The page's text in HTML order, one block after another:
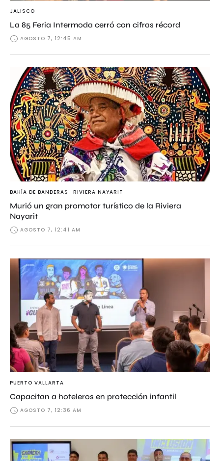
JALISCO
La 85 Feria Intermoda cerró con cifras récord
AGOSTO 7, 12:45 AM
BAHÍA DE BANDERAS RIVIERA NAYARIT
Murió un gran promotor turístico de la Riviera
Nayarit
AGOSTO 7, 12:41 AM
PUERTO VALLARTA
Capacitan a hoteleros en protección infantil
AGOSTO 7, 12:36 AM